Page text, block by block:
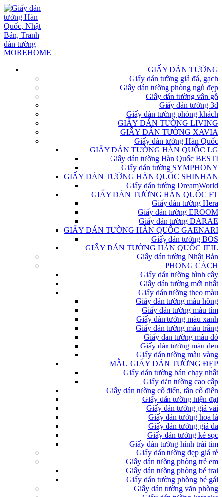
GIẤY DÁN TƯỜNG
Giấy dán tường giả đá, gạch
Giấy dán tường phòng ngủ đẹp
Giấy dán tường vân gỗ
Giấy dán tường 3d
Giấy dán tường phòng khách
GIẤY DÁN TƯỜNG LIVING
GIẤY DÁN TƯỜNG XAVIA
Giấy dán tường Hàn Quốc
GIẤY DÁN TƯỜNG HÀN QUỐC LG
Giấy dán tường Hàn Quốc BESTI
Giấy dán tường SYMPHONY
GIẤY DÁN TƯỜNG HÀN QUỐC SHINHAN
Giấy dán tường DreamWorld
GIẤY DÁN TƯỜNG HÀN QUỐC FT
Giấy dán tường Hera
Giấy dán tường EROOM
Giấy dán tường DARAE
GIẤY DÁN TƯỜNG HÀN QUỐC GAENARI
Giấy dán tường BOS
GIẤY DÁN TƯỜNG HÀN QUỐC JEIL
Giấy dán tường Nhật Bản
PHONG CÁCH
Giấy dán tường hình cây
Giấy dán tường mới nhất
Giấy dán tường theo màu
Giấy dán tường màu hồng
Giấy dán tường màu tím
Giấy dán tường màu xanh
Giấy dán tường màu trắng
Giấy dán tường màu đỏ
Giấy dán tường màu đen
Giấy dán tường màu vàng
MẪU GIẤY DÁN TƯỜNG ĐẸP
Giấy dán tường bán chạy nhất
Giấy dán tường cao cấp
Giấy dán tường cổ điển, tân cổ điển
Giấy dán tường hiện đại
Giấy dán tường giả vải
Giấy dán tường hoa lá
Giấy dán tường giả da
Giấy dán tường kẻ sọc
Giấy dán tường hình trái tim
Giấy dán tường đẹp giá rẻ
Giấy dán tường phòng trẻ em
Giấy dán tường phòng bé trai
Giấy dán tường phòng bé gái
Giấy dán tường văn phòng